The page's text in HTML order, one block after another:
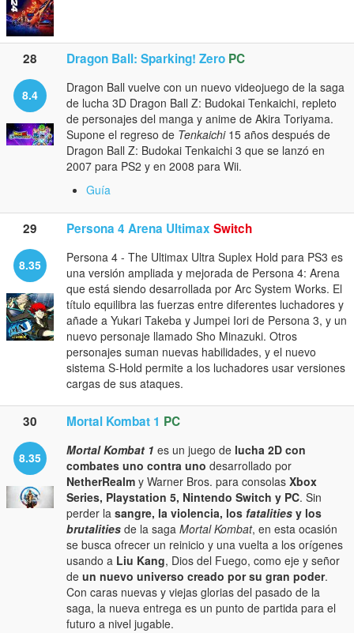
28 Dragon Ball: Sparking! Zero PC
8.4
Dragon Ball vuelve con un nuevo videojuego de la saga
de lucha 3D Dragon Ball Z: Budokai Tenkaichi, repleto
de personajes del manga y anime de Akira Toriyama.
Supone el regreso de Tenkaichi15 años después de
Dragon Ball Z: Budokai Tenkaichi 3 que se lanzó en
2007 para PS2 y en 2008 para Wii.
Guía
29 Persona 4 Arena Ultimax Switch
8.35
Persona 4 - The Ultimax Ultra Suplex Hold para PS3 es
una versión ampliada y mejorada de Persona 4: Arena
que está siendo desarrollada por Arc System Works. El
título equilibra las fuerzas entre diferentes luchadores y
añade a Yukari Takeba y Jumpei Iori de Persona 3, y un
nuevo personaje llamado Sho Minazuki. Otros
personajes suman nuevas habilidades, y el nuevo
sistema S-Hold permite a los luchadores usar versiones
cargas de sus ataques.
30 Mortal Kombat 1 PC
8.35 Mortal Kombat 1 es un juego de lucha 2D con
combates uno contra uno desarrollado por
NetherRealm y Warner Bros. para consolas Xbox
Series, Playstation 5, Nintendo Switch y PC. Sin
perder la sangre, la violencia, los fatalities y los
brutalities de la saga Mortal Kombat, en esta ocasión
se busca ofrecer un reinicio y una vuelta a los orígenes
usando a Liu Kang, Dios del Fuego, como eje y señor
de un nuevo universo creado por su gran poder.
Con caras nuevas y viejas glorias del pasado de la
saga, la nueva entrega es un punto de partida para el
futuro a nivel jugable.